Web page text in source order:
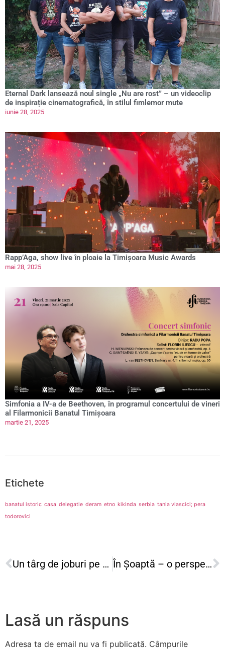
Eternal Dark lansează noul single „Nu are rost” – un videoclip
de inspirație cinematografică, în stilul fimlemor mute
iunie 28, 2025
Rapp’Aga, show live în ploaie la Timișoara Music Awards
mai 28, 2025
Simfonia a IV-a de Beethoven, în programul concertului de vineri
al Filarmonicii Banatul Timișoara
martie 21, 2025
Etichete
banatul istoric casa delegatie deram etno kikinda serbia tania vlascici; pera
todorovici
Un târg de joburi pe stilul generației Z! 160 de companii și peste 9000 de oportunități de carieră. În Șoaptă – o perspectivă ascunsă a societății românești
Lasă un răspuns
Adresa ta de email nu va fi publicată. Câmpurile